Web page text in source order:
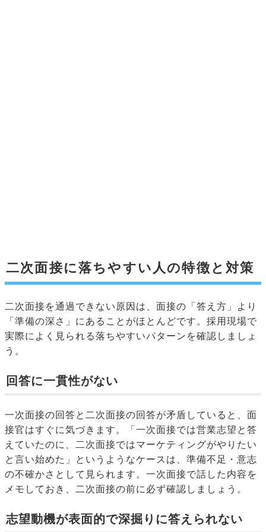
二次面接に落ちやすい人の特徴と対策
二次面接を通過できない原因は、面接の「答え方」より
「準備の深さ」にあることがほとんどです。採用現場で
実際によく見られる落ちやすいパターンを確認しましょ
う。
回答に一貫性がない
一次面接の回答と二次面接の回答が矛盾していると、面
接官はすぐに気づきます。「一次面接では営業志望と答
えていたのに、二次面接ではマーケティングがやりたい
と言い始めた」というようなケースは、準備不足・意志
の不確かさとして見られます。一次面接で話した内容を
メモしておき、二次面接の前に必ず確認しましょう。
志望動機が表面的で深掘りに答えられない